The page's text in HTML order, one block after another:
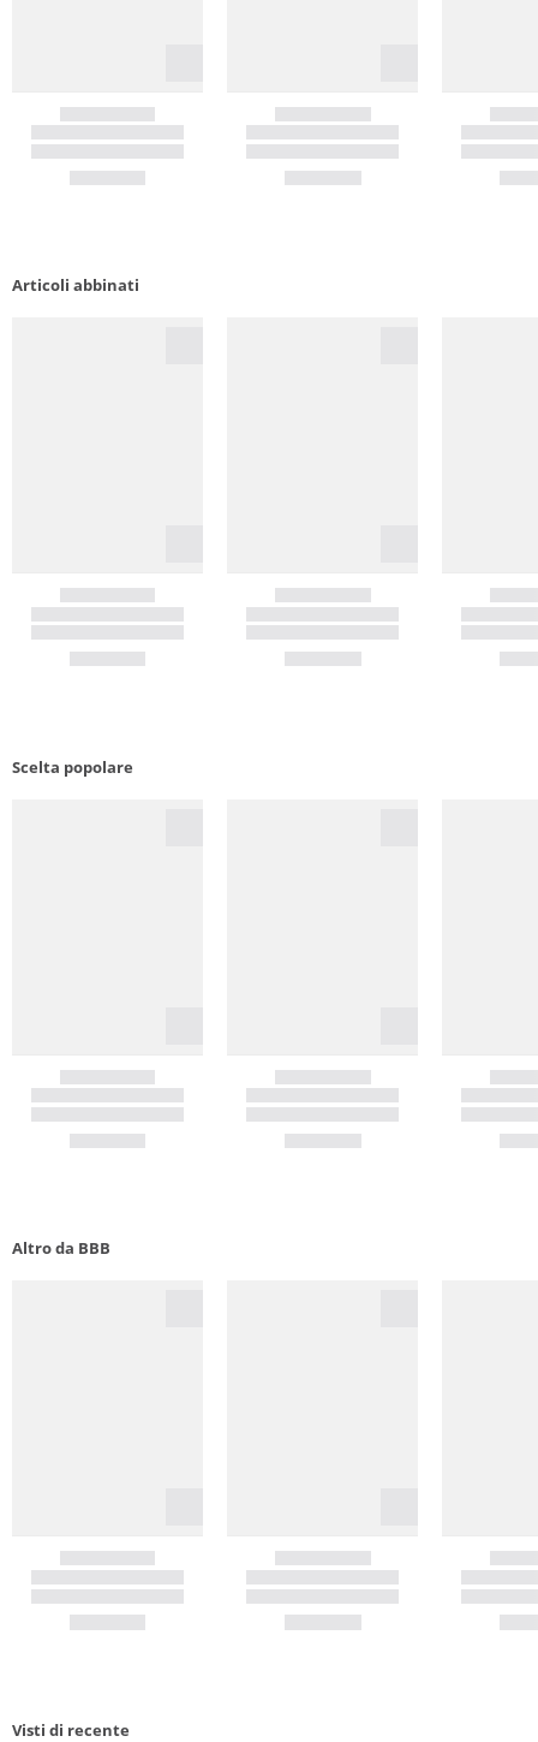
Articoli abbinati
Scelta popolare
Altro da BBB
Visti di recente